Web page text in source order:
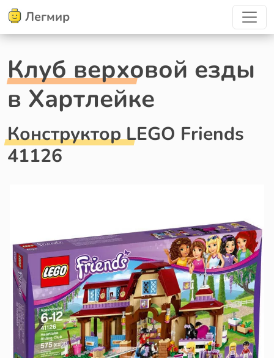
Легмир
Клуб верховой езды
в Хартлейке
Конструктор LEGO Friends
41126